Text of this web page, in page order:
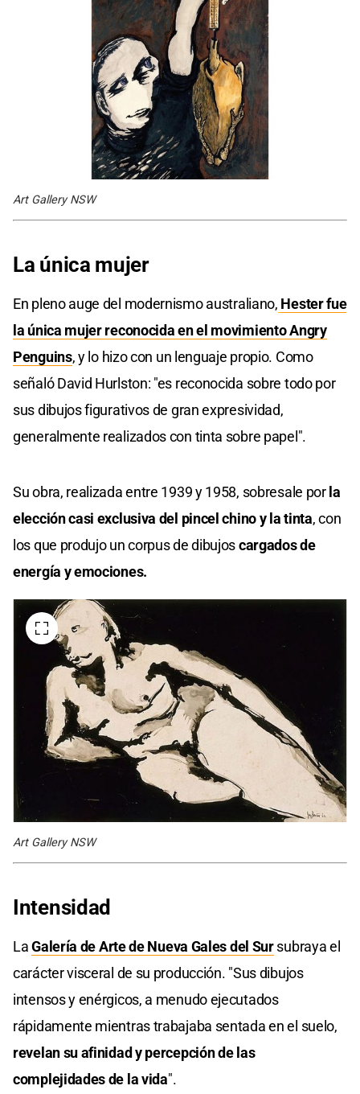
Art Gallery NSW
La única mujer
En pleno auge del modernismo australiano, Hester fue
la única mujer reconocida en el movimiento Angry
Penguins, y lo hizo con un lenguaje propio. Como
señaló David Hurlston: "es reconocida sobre todo por
sus dibujos figurativos de gran expresividad,
generalmente realizados con tinta sobre papel".
Su obra, realizada entre 1939 y 1958, sobresale porla
elección casi exclusiva del pincel chino y la tinta, con
los que produjo un corpus de dibujoscargados de
energía y emociones.
Art Gallery NSW
Intensidad
LaGalería de Arte de Nueva Gales del Sursubraya el
carácter visceral de su producción. "Sus dibujos
intensos y enérgicos, a menudo ejecutados
rápidamente mientras trabajaba sentada en el suelo,
revelan su afinidad y percepción de las
complejidades de la vida".